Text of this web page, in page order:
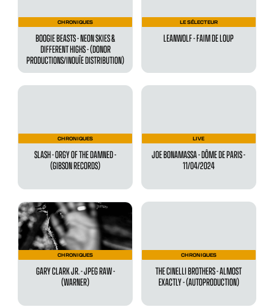
CHRONIQUES
BOOGIE BEASTS - NEON SKIES &
DIFFERENT HIGHS - (DONOR
PRODUCTIONS/INOUÏE DISTRIBUTION)
LE SÉLECTEUR
LEANWOLF - FAIM DE LOUP
CHRONIQUES
SLASH - ORGY OF THE DAMNED -
(GIBSON RECORDS)
LIVE
JOE BONAMASSA - DÔME DE PARIS -
11/04/2024
CHRONIQUES
GARY CLARK JR. - JPEG RAW -
(WARNER)
CHRONIQUES
THE CINELLI BROTHERS - ALMOST
EXACTLY - (AUTOPRODUCTION)